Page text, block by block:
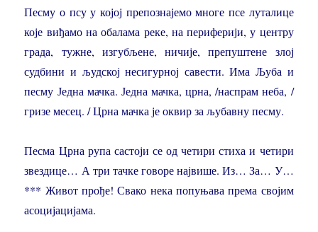
Песму о псу у којој препознајемо многе псе луталице
које виђамо на обалама реке, на периферији, у центру
града, тужне, изгубљене, ничије, препуштене злој
судбини и људској несигурној савести. Има Љуба и
песму Једна мачка. Једна мачка, црна, /наспрам неба, /
гризе месец. / Црна мачка је оквир за љубавну песму.
Песма Црна рупа састоји се од четири стиха и четири
звездице… А три тачке говоре највише. Из… За… У…
*** Живот прође! Свако нека попуњава према својим
асоцијацијама.